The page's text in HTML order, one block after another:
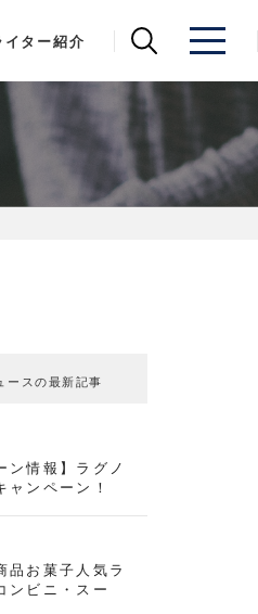
イター紹介
ースの最新記事
ン情報】ラグノ
ャンペーン！
品お菓子人気ラ
ンビニ・スー